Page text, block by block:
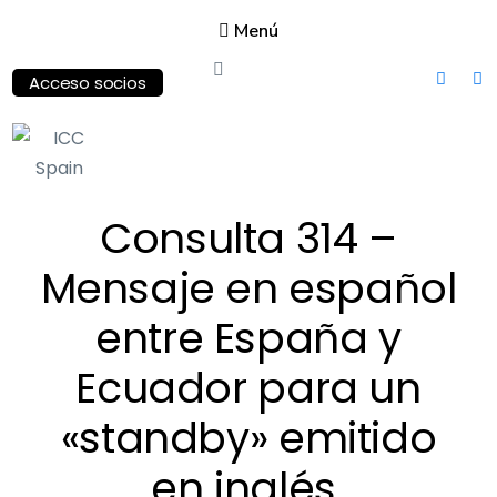
Menú
International
Chamber of
Commerce
Acceso socios
Consulta 314 –
Mensaje en español
entre España y
Ecuador para un
«standby» emitido